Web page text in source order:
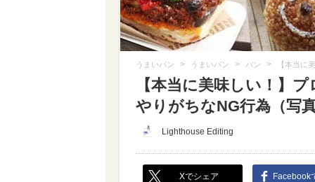
うまいパン > うまいパン > パン > 【本当に
【本当に美味しい！】
やりがちなNG行為（写
Lighthouse Editing
Xでシェア Facebook